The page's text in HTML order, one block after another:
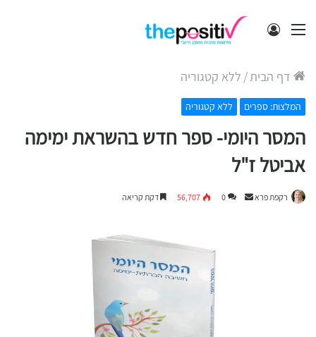
תפריט התחבר
דף הבית/ ללא קטגוריה
המלצות: ספרים ללא קטגוריה
המסר היומי- ספר חדש בהשראת ימימה
אביטל ז"ל
רקפת פרא
Send
0
56,707 דקת קריאה